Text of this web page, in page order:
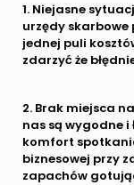
1. Niejasne
urzędy
jednej puli
zdarzyć że
2. Brak miejsca
nas są wygodne i
komfort
biznesowej przy
zapachów